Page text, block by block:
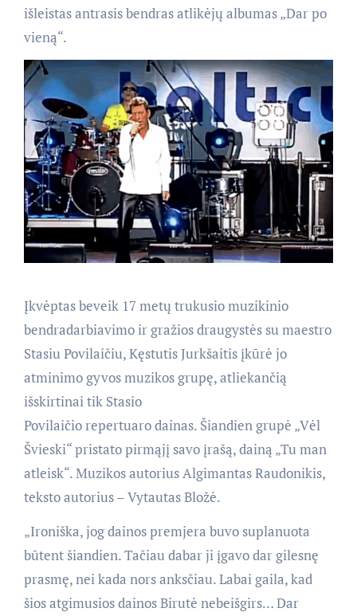
išleistas antrasis bendras atlikėjų albumas „Dar po
vieną“.
Įkvėptas beveik 17 metų trukusio muzikinio
bendradarbiavimo ir gražios draugystės su maestro
Stasiu Povilaičiu, Kęstutis Jurkšaitis įkūrė jo
atminimo gyvos muzikos grupę, atliekančią
išskirtinai tik Stasio
Povilaičio repertuaro dainas. Šiandien grupė „Vėl
Švieski“ pristato pirmąjį savo įrašą, dainą „Tu man
atleisk“. Muzikos autorius Algimantas Raudonikis,
teksto autorius – Vytautas Bložė.
„Ironiška, jog dainos premjera buvo suplanuota
būtent šiandien. Tačiau dabar ji įgavo dar gilesnę
prasmę, nei kada nors anksčiau. Labai gaila, kad
šios atgimusios dainos Birutė nebeišgirs… Dar